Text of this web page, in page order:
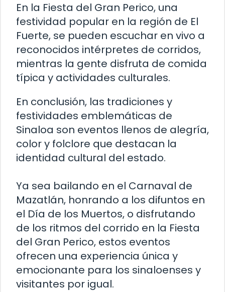
En la Fiesta del Gran Perico, una
festividad popular en la región de El
Fuerte, se pueden escuchar en vivo a
reconocidos intérpretes de corridos,
mientras la gente disfruta de comida
típica y actividades culturales.
En conclusión, las tradiciones y
festividades emblemáticas de
Sinaloa son eventos llenos de alegría,
color y folclore que destacan la
identidad cultural del estado.
Ya sea bailando en el Carnaval de
Mazatlán, honrando a los difuntos en
el Día de los Muertos, o disfrutando
de los ritmos del corrido en la Fiesta
del Gran Perico, estos eventos
ofrecen una experiencia única y
emocionante para los sinaloenses y
visitantes por igual.